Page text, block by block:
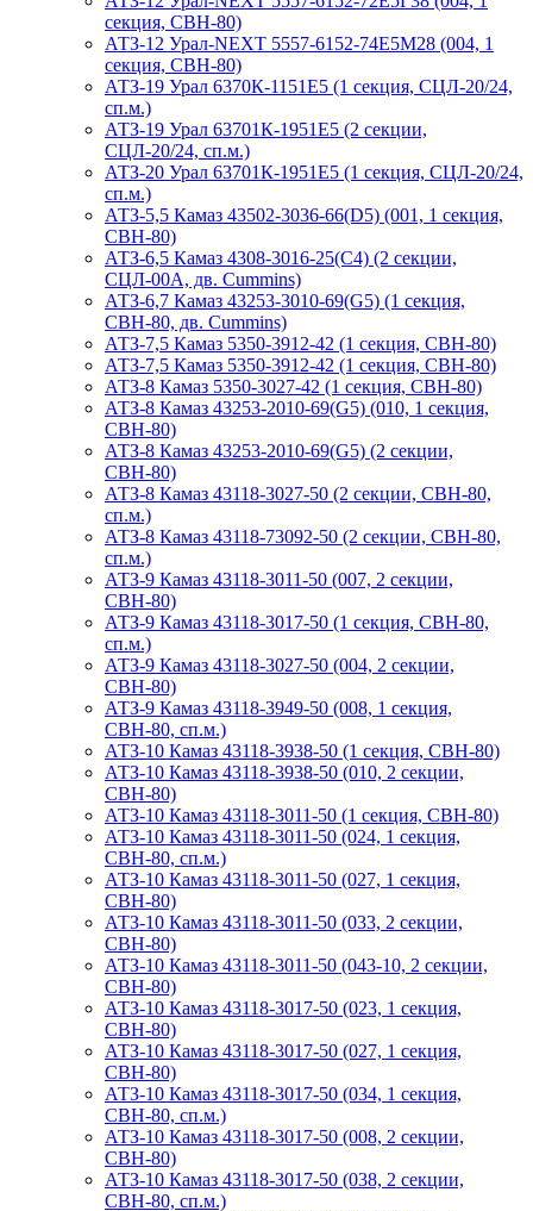
секция, СВН-80)
АТЗ-12 Урал-NEXT 5557-6152-74Е5М28 (004, 1
секция, СВН-80)
АТЗ-19 Урал 6370К-1151Е5 (1 секция, СЦЛ-20/24,
сп.м.)
АТЗ-19 Урал 63701К-1951Е5 (2 секции,
СЦЛ-20/24, сп.м.)
АТЗ-20 Урал 63701К-1951Е5 (1 секция, СЦЛ-20/24,
сп.м.)
АТЗ-5,5 Камаз 43502-3036-66(D5) (001, 1 секция,
СВН-80)
АТЗ-6,5 Камаз 4308-3016-25(С4) (2 секции,
СЦЛ-00А, дв. Cummins)
АТЗ-6,7 Камаз 43253-3010-69(G5) (1 секция,
СВН-80, дв. Cummins)
АТЗ-7,5 Камаз 5350-3912-42 (1 секция, СВН-80)
АТЗ-7,5 Камаз 5350-3912-42 (1 секция, СВН-80)
АТЗ-8 Камаз 5350-3027-42 (1 секция, СВН-80)
АТЗ-8 Камаз 43253-2010-69(G5) (010, 1 секция,
СВН-80)
АТЗ-8 Камаз 43253-2010-69(G5) (2 секции,
СВН-80)
АТЗ-8 Камаз 43118-3027-50 (2 секции, СВН-80,
сп.м.)
АТЗ-8 Камаз 43118-73092-50 (2 секции, СВН-80,
сп.м.)
АТЗ-9 Камаз 43118-3011-50 (007, 2 секции,
СВН-80)
АТЗ-9 Камаз 43118-3017-50 (1 секция, СВН-80,
сп.м.)
АТЗ-9 Камаз 43118-3027-50 (004, 2 секции,
СВН-80)
АТЗ-9 Камаз 43118-3949-50 (008, 1 секция,
СВН-80, сп.м.)
АТЗ-10 Камаз 43118-3938-50 (1 секция, СВН-80)
АТЗ-10 Камаз 43118-3938-50 (010, 2 секции,
СВН-80)
АТЗ-10 Камаз 43118-3011-50 (1 секция, СВН-80)
АТЗ-10 Камаз 43118-3011-50 (024, 1 секция,
СВН-80, сп.м.)
АТЗ-10 Камаз 43118-3011-50 (027, 1 секция,
СВН-80)
АТЗ-10 Камаз 43118-3011-50 (033, 2 секции,
СВН-80)
АТЗ-10 Камаз 43118-3011-50 (043-10, 2 секции,
СВН-80)
АТЗ-10 Камаз 43118-3017-50 (023, 1 секция,
СВН-80)
АТЗ-10 Камаз 43118-3017-50 (027, 1 секция,
СВН-80)
АТЗ-10 Камаз 43118-3017-50 (034, 1 секция,
СВН-80, сп.м.)
АТЗ-10 Камаз 43118-3017-50 (008, 2 секции,
СВН-80)
АТЗ-10 Камаз 43118-3017-50 (038, 2 секции,
СВН-80, сп.м.)